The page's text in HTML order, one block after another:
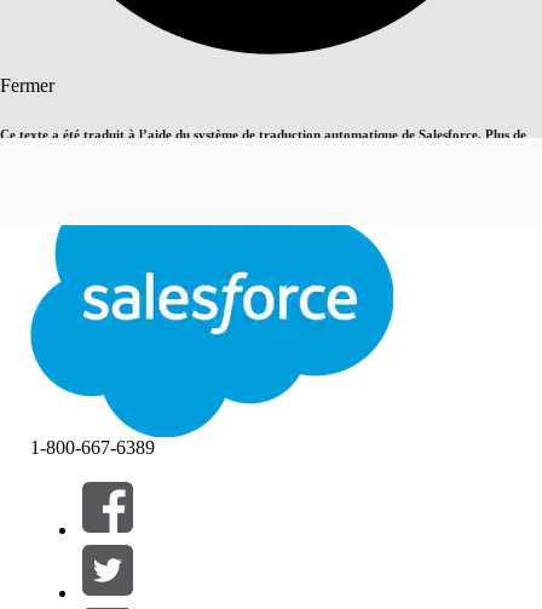
Fermer
Ce texte a été traduit à l’aide du système de traduction automatique de Salesforce. Plus de
Fermer
Filtres (0)
SÉLECTIONNER DES FILTRES
Gamme de produits
1-800-667-6389